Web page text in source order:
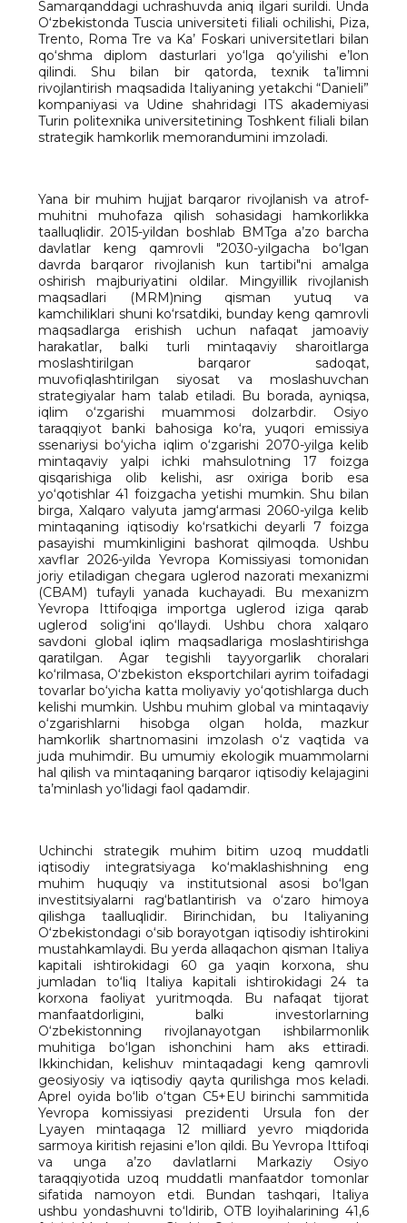
Samarqanddagi uchrashuvda aniq ilgari surildi. Unda
O‘zbekistonda Tuscia universiteti filiali ochilishi, Piza,
Trento, Roma Tre va Ka’ Foskari universitetlari bilan
qo‘shma diplom dasturlari yo‘lga qo‘yilishi e’lon
qilindi. Shu bilan bir qatorda, texnik ta’limni
rivojlantirish maqsadida Italiyaning yetakchi “Danieli”
kompaniyasi va Udine shahridagi ITS akademiyasi
Turin politexnika universitetining Toshkent filiali bilan
strategik hamkorlik memorandumini imzoladi.
Yana bir muhim hujjat barqaror rivojlanish va atrof-
muhitni muhofaza qilish sohasidagi hamkorlikka
taalluqlidir. 2015-yildan boshlab BMTga a’zo barcha
davlatlar keng qamrovli "2030-yilgacha bo‘lgan
davrda barqaror rivojlanish kun tartibi"ni amalga
oshirish majburiyatini oldilar. Mingyillik rivojlanish
maqsadlari (MRM)ning qisman yutuq va
kamchiliklari shuni ko‘rsatdiki, bunday keng qamrovli
maqsadlarga erishish uchun nafaqat jamoaviy
harakatlar, balki turli mintaqaviy sharoitlarga
moslashtirilgan barqaror sadoqat,
muvofiqlashtirilgan siyosat va moslashuvchan
strategiyalar ham talab etiladi. Bu borada, ayniqsa,
iqlim o‘zgarishi muammosi dolzarbdir. Osiyo
taraqqiyot banki bahosiga ko‘ra, yuqori emissiya
ssenariysi bo‘yicha iqlim o‘zgarishi 2070-yilga kelib
mintaqaviy yalpi ichki mahsulotning 17 foizga
qisqarishiga olib kelishi, asr oxiriga borib esa
yo‘qotishlar 41 foizgacha yetishi mumkin. Shu bilan
birga, Xalqaro valyuta jamg‘armasi 2060-yilga kelib
mintaqaning iqtisodiy ko‘rsatkichi deyarli 7 foizga
pasayishi mumkinligini bashorat qilmoqda. Ushbu
xavflar 2026-yilda Yevropa Komissiyasi tomonidan
joriy etiladigan chegara uglerod nazorati mexanizmi
(CBAM) tufayli yanada kuchayadi. Bu mexanizm
Yevropa Ittifoqiga importga uglerod iziga qarab
uglerod solig‘ini qo‘llaydi. Ushbu chora xalqaro
savdoni global iqlim maqsadlariga moslashtirishga
qaratilgan. Agar tegishli tayyorgarlik choralari
ko‘rilmasa, O‘zbekiston eksportchilari ayrim toifadagi
tovarlar bo‘yicha katta moliyaviy yo‘qotishlarga duch
kelishi mumkin. Ushbu muhim global va mintaqaviy
o‘zgarishlarni hisobga olgan holda, mazkur
hamkorlik shartnomasini imzolash o‘z vaqtida va
juda muhimdir. Bu umumiy ekologik muammolarni
hal qilish va mintaqaning barqaror iqtisodiy kelajagini
ta’minlash yo‘lidagi faol qadamdir.
Uchinchi strategik muhim bitim uzoq muddatli
iqtisodiy integratsiyaga ko‘maklashishning eng
muhim huquqiy va institutsional asosi bo‘lgan
investitsiyalarni rag‘batlantirish va o‘zaro himoya
qilishga taalluqlidir. Birinchidan, bu Italiyaning
O‘zbekistondagi o‘sib borayotgan iqtisodiy ishtirokini
mustahkamlaydi. Bu yerda allaqachon qisman Italiya
kapitali ishtirokidagi 60 ga yaqin korxona, shu
jumladan to‘liq Italiya kapitali ishtirokidagi 24 ta
korxona faoliyat yuritmoqda. Bu nafaqat tijorat
manfaatdorligini, balki investorlarning
O‘zbekistonning rivojlanayotgan ishbilarmonlik
muhitiga bo‘lgan ishonchini ham aks ettiradi.
Ikkinchidan, kelishuv mintaqadagi keng qamrovli
geosiyosiy va iqtisodiy qayta qurilishga mos keladi.
Aprel oyida bo‘lib o‘tgan C5+EU birinchi sammitida
Yevropa komissiyasi prezidenti Ursula fon der
Lyayen mintaqaga 12 milliard yevro miqdorida
sarmoya kiritish rejasini e’lon qildi. Bu Yevropa Ittifoqi
va unga a’zo davlatlarni Markaziy Osiyo
taraqqiyotida uzoq muddatli manfaatdor tomonlar
sifatida namoyon etdi. Bundan tashqari, Italiya
ushbu yondashuvni to‘ldirib, OTB loyihalarining 41,6